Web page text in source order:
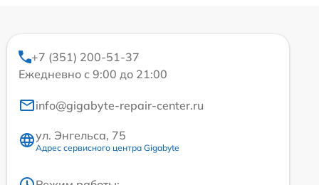
+7 (351) 200-51-37
Ежедневно с 9:00 до 21:00
info@gigabyte-repair-center.ru
ул. Энгельса, 75
Адрес сервисного центра Gigabyte